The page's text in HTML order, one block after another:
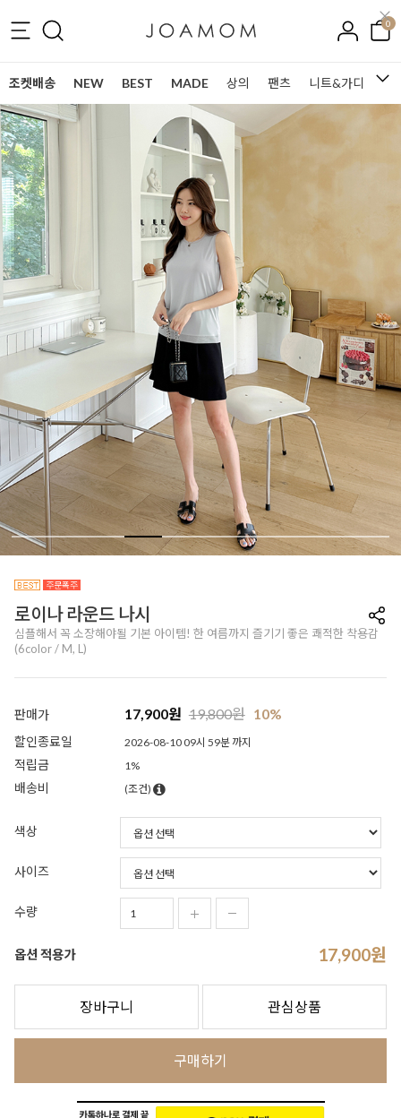
0
조켓배송 NEW BEST MADE 상의 팬츠 니트&가디건
로이나 라운드 나시
심플해서 꼭 소장해야될 기본 아이템! 한 여름까지 즐기기 좋은 쾌적한 착용감
(6color / M, L)
판매가 17,900원 19,800원 10%
할인종료일 2026-08-10 09시 59분 까지
적립금 1%
배송비 (조건)
색상
사이즈
수량
옵션 적용가 17,900원
장바구니 관심상품
구매하기